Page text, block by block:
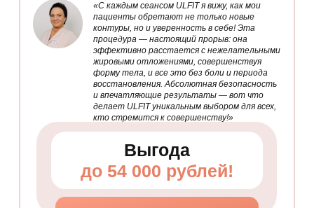
«С каждым сеансом ULFIT я вижу, как мои
пациенты обретают не только новые
контуры, но и уверенность в себе! Эта
процедура — настоящий прорыв: она
эффективно расстается с нежелательными
жировыми отложениями, совершенствуя
форму тела, и все это без боли и периода
восстановления. Абсолютная безопасность
и впечатляющие результаты — вот что
делает ULFIT уникальным выбором для всех,
кто стремится к совершенству!»
Выгода
до 54 000 рублей!